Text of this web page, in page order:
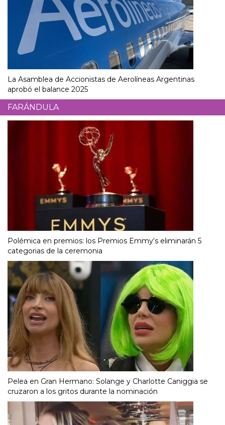
La Asamblea de Accionistas de Aerolíneas Argentinas
aprobó el balance 2025
FARÁNDULA
Polémica en premios: los Premios Emmy‘s eliminarán 5
categorias de la ceremonia
Pelea en Gran Hermano: Solange y Charlotte Caniggia se
cruzaron a los gritos durante la nominación